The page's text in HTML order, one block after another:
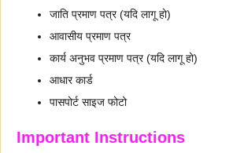
जाति प्रमाण पत्र (यदि लागू हो)
आवासीय प्रमाण पत्र
कार्य अनुभव प्रमाण पत्र (यदि लागू हो)
आधार कार्ड
पासपोर्ट साइज फोटो
Important Instructions